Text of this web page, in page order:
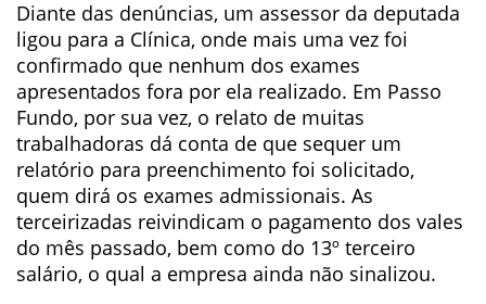
Diante das denúncias, um assessor da deputada
ligou para a Clínica, onde mais uma vez foi
confirmado que nenhum dos exames
apresentados fora por ela realizado. Em Passo
Fundo, por sua vez, o relato de muitas
trabalhadoras dá conta de que sequer um
relatório para preenchimento foi solicitado,
quem dirá os exames admissionais. As
terceirizadas reivindicam o pagamento dos vales
do mês passado, bem como do 13º terceiro
salário, o qual a empresa ainda não sinalizou.